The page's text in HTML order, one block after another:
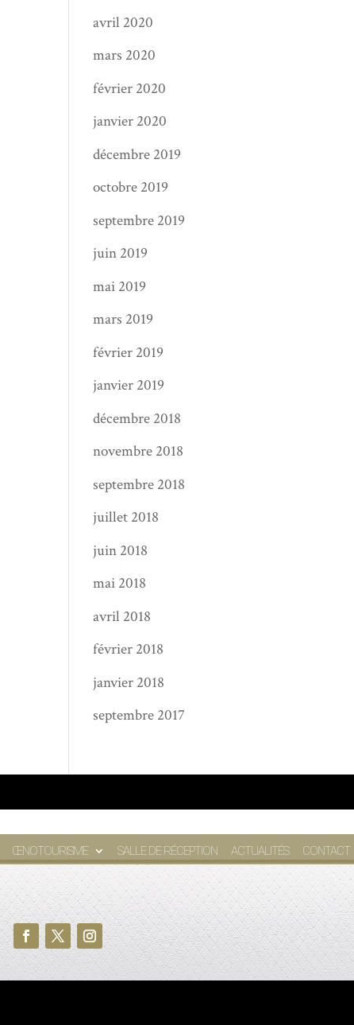
avril 2020
mars 2020
février 2020
janvier 2020
décembre 2019
octobre 2019
septembre 2019
juin 2019
mai 2019
mars 2019
février 2019
janvier 2019
décembre 2018
novembre 2018
septembre 2018
juillet 2018
juin 2018
mai 2018
avril 2018
février 2018
janvier 2018
septembre 2017
ŒNOTOURISME SALLE DE RÉCEPTION ACTUALITÉS CONTACT